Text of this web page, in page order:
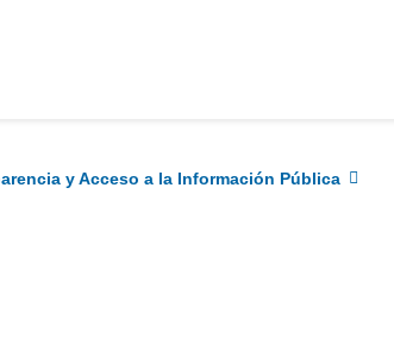
y Acceso a la Información Pública